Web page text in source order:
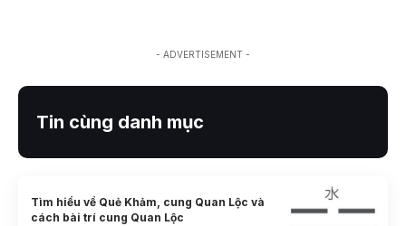
- ADVERTISEMENT -
Tin cùng danh mục
Tìm hiểu về Quẻ Khảm, cung Quan Lộc và
cách bài trí cung Quan Lộc